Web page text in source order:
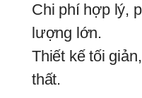
Chi phí hợp lý,
lượng lớn.
Thiết kế tối
thất.